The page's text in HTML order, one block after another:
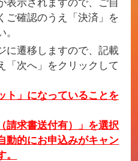
ご確認のうえ「決済」を
に遷移しますので、記載
「次へ」をクリックして
ト」になっていることを
請求書送付有）」を選択
動的にお申込みがキャン